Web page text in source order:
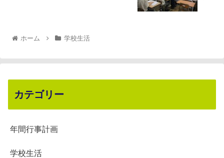
ホーム 学校生活
カテゴリー
年間行事計画
学校生活